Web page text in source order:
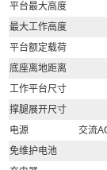
平台最大高度
最大工作高度
平台额定载荷
底座离地距离
工作平台尺寸
撑腿展开尺寸
电源
交流
免维护电池